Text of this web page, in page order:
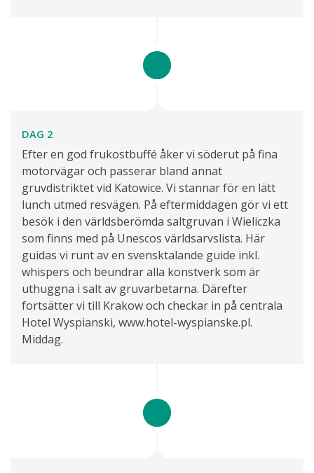
DAG 2
Efter en god frukostbuffé åker vi söderut på fina
motorvägar och passerar bland annat
gruvdistriktet vid Katowice. Vi stannar för en lätt
lunch utmed resvägen. På eftermiddagen gör vi ett
besök i den världsberömda saltgruvan i Wieliczka
som finns med på Unescos världsarvslista. Här
guidas vi runt av en svensktalande guide inkl.
whispers och beundrar alla konstverk som är
uthuggna i salt av gruvarbetarna. Därefter
fortsätter vi till Krakow och checkar in på centrala
Hotel Wyspianski, www.hotel-wyspianske.pl.
Middag.